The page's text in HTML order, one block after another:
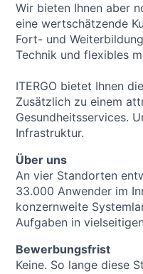
Wir bieten Ihnen aber
eine wertschätzende
Fort- und
Technik und flexibles
ITERGO bietet Ihnen
Zusätzlich zu einem
Gesundheitsservices.
Infrastruktur.
Über uns
An vier Standorten
33.000 Anwender im
konzernweite
Aufgaben in
Bewerbungsfrist
Keine. So lange diese